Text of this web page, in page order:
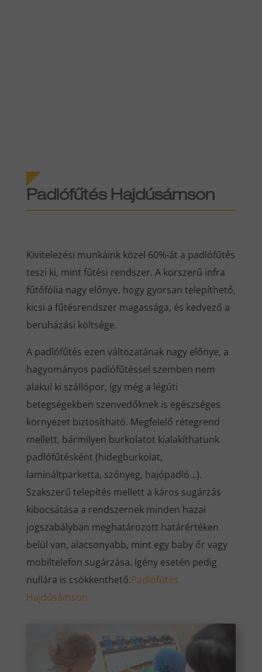
Padlófűtés Hajdúsámson
Kivitelezési munkáink közel 60%-át a padlófűtés
teszi ki, mint fűtési rendszer. A korszerű infra
fűtőfólia nagy előnye, hogy gyorsan telepíthető,
kicsi a fűtésrendszer magassága, és kedvező a
beruházási költsége.
A padlófűtés ezen változatának nagy előnye, a
hagyományos padlófűtéssel szemben nem
alakul ki szállópor, így még a légúti
betegségekben szenvedőknek is egészséges
környezet biztosítható. Megfelelő rétegrend
mellett, bármilyen burkolatot kialakíthatunk
padlófűtésként (hidegburkolat,
lamináltparketta, szőnyeg, hajópadló…).
Szakszerű telepítés mellett a káros sugárzás
kibocsátása a rendszernek minden hazai
jogszabályban meghatározott határértéken
belül van, alacsonyabb, mint egy baby őr vagy
mobiltelefon sugárzása. Igény esetén pedig
nullára is csökkenthető.Padlófűtés
Hajdúsámson